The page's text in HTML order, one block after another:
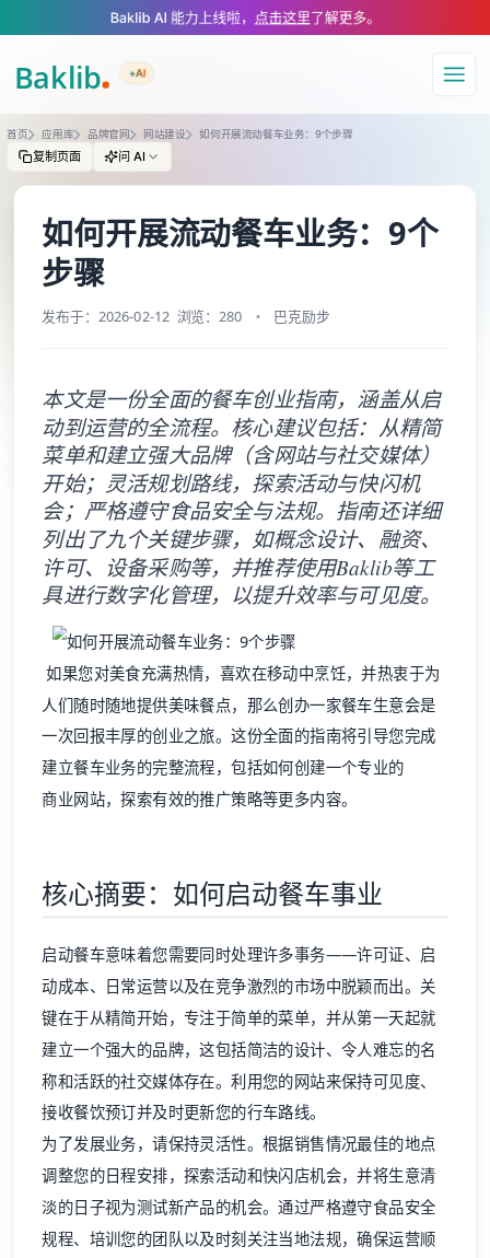
A Markdown version of this page is available at https://
Baklib AI 能力上线啦， 点击这里了解更多。
+AI
导航
首页 应用库 品牌官网 网站建设 如何开展流动餐车业务：9个步骤
复制页面 问 AI
如何开展流动餐车业务：9个
步骤
发布于：2026-02-12 浏览：280 巴克励步
本文是一份全面的餐车创业指南，涵盖从启
动到运营的全流程。核心建议包括：从精简
菜单和建立强大品牌（含网站与社交媒体）
开始；灵活规划路线，探索活动与快闪机
会；严格遵守食品安全与法规。指南还详细
列出了九个关键步骤，如概念设计、融资、
许可、设备采购等，并推荐使用Baklib等工
具进行数字化管理，以提升效率与可见度。
如果您对美食充满热情，喜欢在移动中烹饪，并热衷于为
人们随时随地提供美味餐点，那么创办一家餐车生意会是
一次回报丰厚的创业之旅。这份全面的指南将引导您完成
建立餐车业务的完整流程，包括如何创建一个专业的
商业网站，探索有效的推广策略等更多内容。
核心摘要：如何启动餐车事业
启动餐车意味着您需要同时处理许多事务——许可证、启
动成本、日常运营以及在竞争激烈的市场中脱颖而出。关
键在于从精简开始，专注于简单的菜单，并从第一天起就
建立一个强大的品牌，这包括简洁的设计、令人难忘的名
称和活跃的社交媒体存在。利用您的网站来保持可见度、
接收餐饮预订并及时更新您的行车路线。
为了发展业务，请保持灵活性。根据销售情况最佳的地点
调整您的日程安排，探索活动和快闪店机会，并将生意清
淡的日子视为测试新产品的机会。通过严格遵守食品安全
规程、培训您的团队以及时刻关注当地法规，确保运营顺